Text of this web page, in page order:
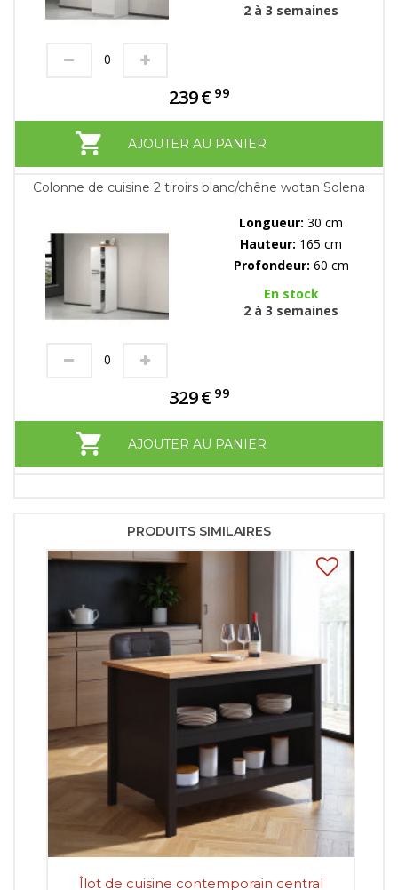
2 à 3 semaines
239€ 99
AJOUTER AU PANIER
Colonne de cuisine 2 tiroirs blanc/chêne wotan Solena
Longueur: 30 cm
Hauteur: 165 cm
Profondeur: 60 cm
En stock
2 à 3 semaines
329€ 99
AJOUTER AU PANIER
PRODUITS SIMILAIRES
Îlot de cuisine contemporain central